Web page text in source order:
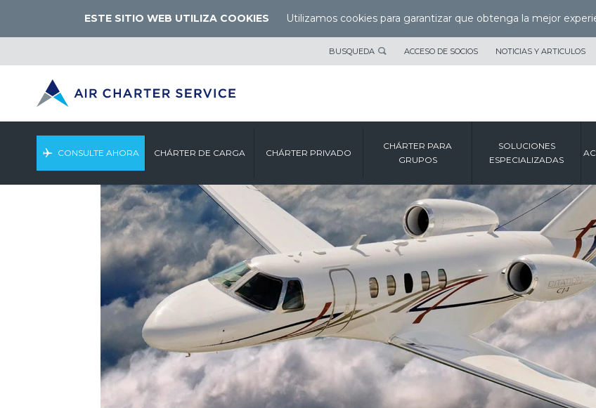
ESTE SITIO WEB UTILIZA COOKIES Utilizamos cookies para garantizar que obtenga la mejor
BUSQUEDA ACCESO DE SOCIOS NOTICIAS Y ARTICULOS
CONSULTE AHORA CHÁRTER DE CARGA CHÁRTER PRIVADO
CHÁRTER PARA
GRUPOS
SOLUCIONES
ESPECIALIZADAS